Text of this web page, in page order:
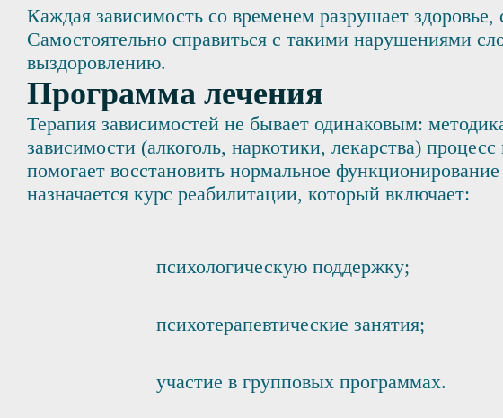
Каждая зависимость со временем разрушает
Самостоятельно справиться с такими нарушениями
выздоровлению.
Программа лечения
Терапия зависимостей не бывает одинаковым:
зависимости (алкоголь, наркотики, лекарства)
помогает восстановить нормальное
назначается курс реабилитации, который включает:
психологическую поддержку;
психотерапевтические занятия;
участие в групповых программах.